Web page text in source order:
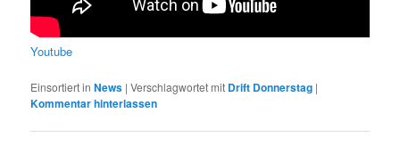
Youtube
Einsortiert in News |Verschlagwortet mit Drift Donnerstag |
Kommentar hinterlassen